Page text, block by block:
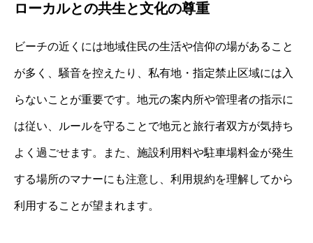
ローカルとの共生と文化の尊重
ビーチの近くには地域住民の生活や信仰の場があること
が多く、騒音を控えたり、私有地・指定禁止区域には入
らないことが重要です。地元の案内所や管理者の指示に
は従い、ルールを守ることで地元と旅行者双方が気持ち
よく過ごせます。また、施設利用料や駐車場料金が発生
する場所のマナーにも注意し、利用規約を理解してから
利用することが望まれます。